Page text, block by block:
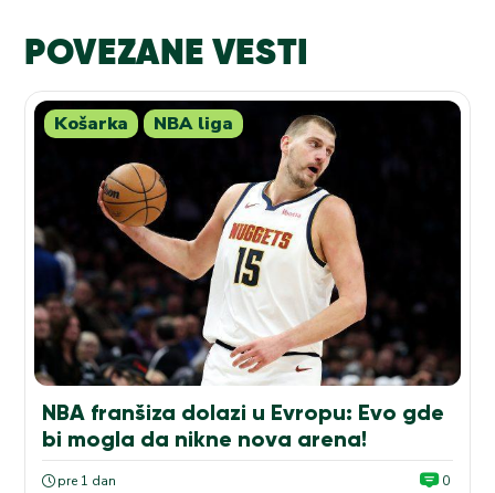
POVEZANE VESTI
Košarka NBA liga
NBA franšiza dolazi u Evropu: Evo gde
bi mogla da nikne nova arena!
pre 1 dan 0